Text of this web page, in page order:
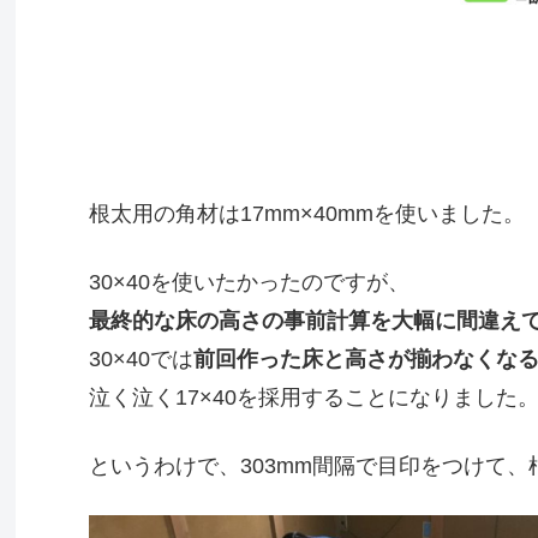
根太用の角材は17mm×40mmを使いました。
30×40を使いたかったのですが、
最終的な床の高さの事前計算を大幅に間違え
30×40では前回作った床と高さが揃わなくな
泣く泣く17×40を採用することになりました
というわけで、303mm間隔で目印をつけて